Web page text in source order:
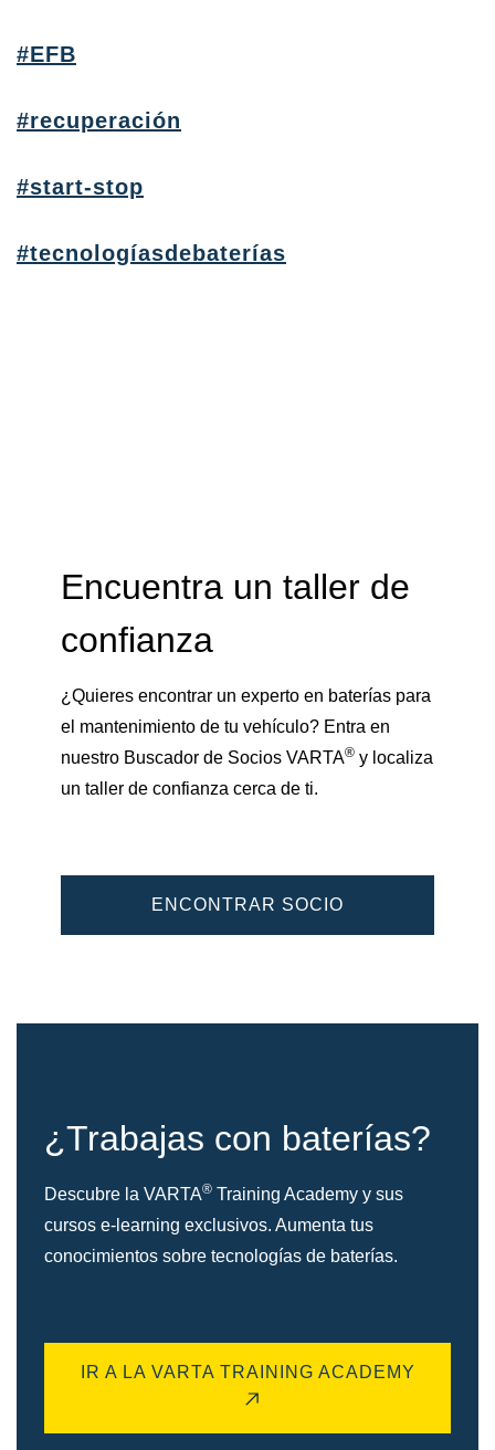
#EFB
#recuperación
#start-stop
#tecnologíasdebaterías
Encuentra un taller de
confianza
¿Quieres encontrar un experto en baterías para
el mantenimiento de tu vehículo? Entra en
nuestro Buscador de Socios VARTA® y localiza
un taller de confianza cerca de ti.
ENCONTRAR SOCIO
¿Trabajas con baterías?
Descubre la VARTA® Training Academy y sus
cursos e-learning exclusivos. Aumenta tus
conocimientos sobre tecnologías de baterías.
IR A LA VARTA TRAINING ACADEMY